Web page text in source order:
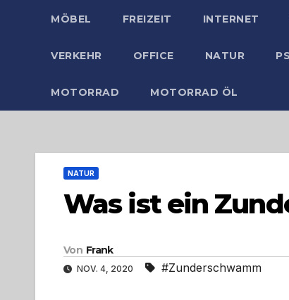
MÖBEL FREIZEIT INTERNET
VERKEHR OFFICE NATUR
MOTORRAD MOTORRAD ÖL
NATUR
Was ist ein
Von Frank
NOV. 4, 2020 #Zunderschwamm